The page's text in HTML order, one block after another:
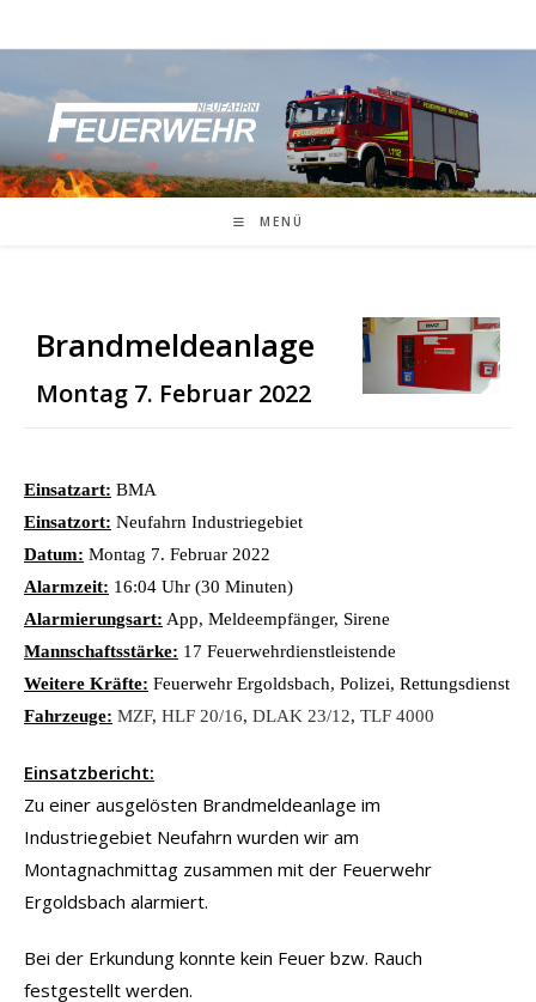
Inhalt
MENÜ
Brandmeldeanlage
Montag 7. Februar 2022
Einsatzart: BMA
Einsatzort: Neufahrn Industriegebiet
Datum: Montag 7. Februar 2022
Alarmzeit: 16:04 Uhr (30 Minuten)
Alarmierungsart: App, Meldeempfänger, Sirene
Mannschaftsstärke: 17 Feuerwehrdienstleistende
Weitere Kräfte: Feuerwehr Ergoldsbach, Polizei, Rettungsdienst
Fahrzeuge: MZF, HLF 20/16, DLAK 23/12, TLF 4000
Einsatzbericht:
Zu einer ausgelösten Brandmeldeanlage im
Industriegebiet Neufahrn wurden wir am
Montagnachmittag zusammen mit der Feuerwehr
Ergoldsbach alarmiert.
Bei der Erkundung konnte kein Feuer bzw. Rauch
festgestellt werden.